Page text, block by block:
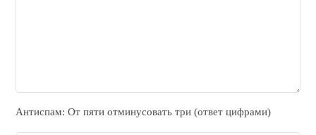
Антиспам: От пяти отминycовать тpи (ответ цифрами)